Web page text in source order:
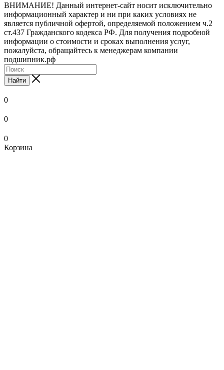
ВНИМАНИЕ! Данный интернет-сайт носит исключительно
информационный характер и ни при каких условиях не
является публичной офертой, определяемой положением ч.2
ст.437 Гражданского кодекса РФ. Для получения подробной
информации о стоимости и сроках выполнения услуг,
пожалуйста, обращайтесь к менеджерам компании
подшипник.рф
Найти
0
0
0
Корзина